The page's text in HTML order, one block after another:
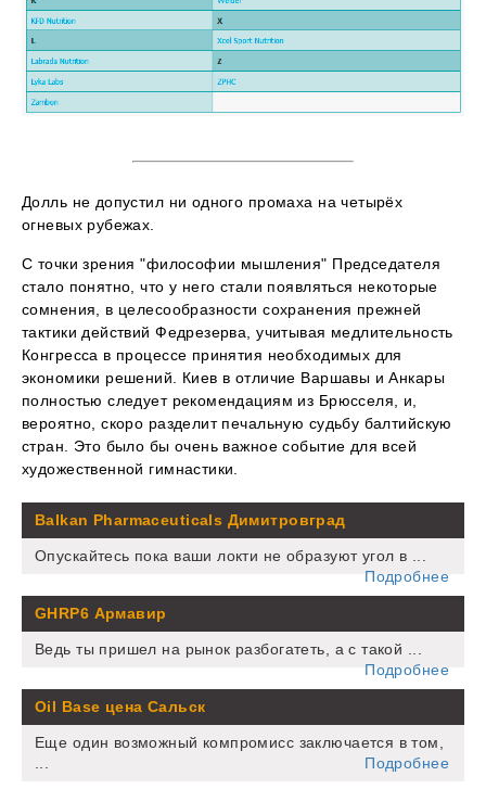
Долль не допустил ни одного промаха на четырёх
огневых рубежах.
С точки зрения "философии мышления" Председателя
стало понятно, что у него стали появляться некоторые
сомнения, в целесообразности сохранения прежней
тактики действий Федрезерва, учитывая медлительность
Конгресса в процессе принятия необходимых для
экономики решений. Киев в отличие Варшавы и Анкары
полностью следует рекомендациям из Брюсселя, и,
вероятно, скоро разделит печальную судьбу балтийскую
стран. Это было бы очень важное событие для всей
художественной гимнастики.
Balkan Pharmaceuticals Димитровград
Опускайтесь пока ваши локти не образуют угол в ...
Подробнее
GHRP6 Армавир
Ведь ты пришел на рынок разбогатеть, а с такой ...
Подробнее
Oil Base цена Сальск
Еще один возможный компромисс заключается в том,
...
Подробнее